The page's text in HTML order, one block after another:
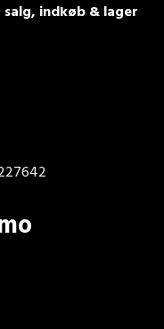
indkøb & lager